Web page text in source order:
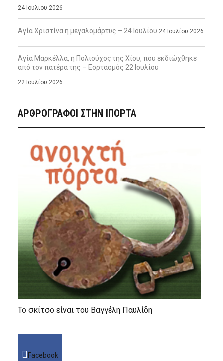
24 Ιουλίου 2026
Αγία Χριστίνα η μεγαλομάρτυς – 24 Ιουλίου 24 Ιουλίου 2026
Αγία Μαρκέλλα, η Πολιούχος της Χίου, που εκδιώχθηκε
από τον πατέρα της – Εορτασμός 22 Ιουλίου
22 Ιουλίου 2026
ΑΡΘΡΟΓΡΑΦΟΙ ΣΤΗΝ IΠΟΡΤΑ
Το σκίτσο είναι του Βαγγέλη Παυλίδη
Facebook